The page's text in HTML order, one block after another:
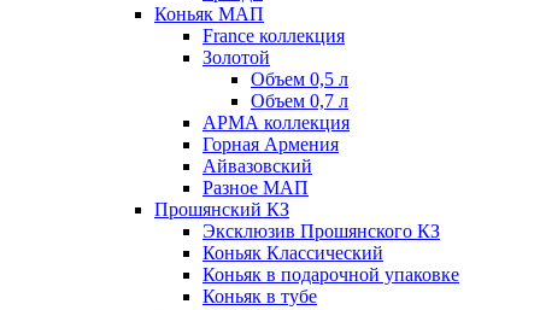
Коньяк МАП
France коллекция
Золотой
Объем 0,5 л
Объем 0,7 л
АРМА коллекция
Горная Армения
Айвазовский
Разное МАП
Прошянский КЗ
Эксклюзив Прошянского КЗ
Коньяк Классический
Коньяк в подарочной упаковке
Коньяк в тубе